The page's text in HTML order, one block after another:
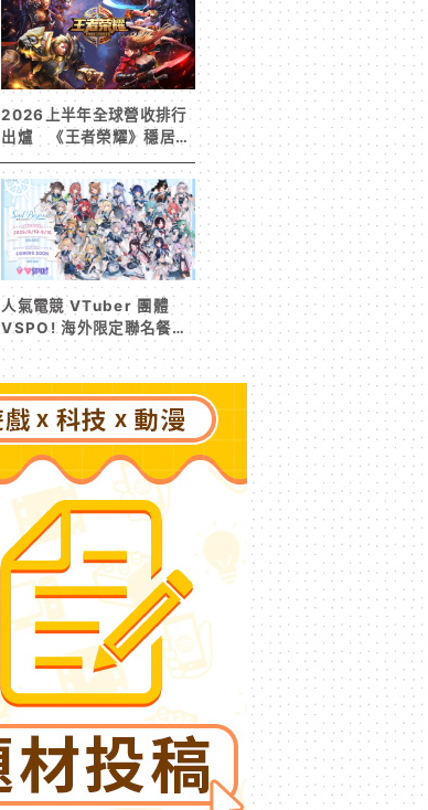
2026上半年全球營收排行
出爐 《王者榮耀》穩居榜
首《寒霜啟示錄》緊追在
後！
人氣電競 VTuber 團體
VSPO! 海外限定聯名餐廳
《Sail Beyond！～駛向
更遠的彼方～》今夏登場！